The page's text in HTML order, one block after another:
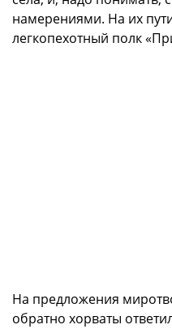
намерениями. На их
легкопехотный полк
На предложения
обратно хорваты